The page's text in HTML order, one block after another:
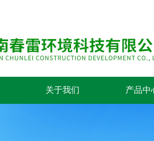
关于我们 产品中